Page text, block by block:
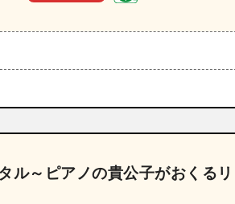
ル～ピアノの貴公子がおくるリ